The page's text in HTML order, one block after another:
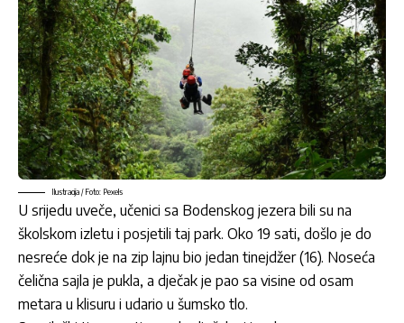
Ilustracija / Foto: Pexels
U srijedu uveče, učenici sa Bodenskog jezera bili su na
školskom izletu i posjetili taj park. Oko 19 sati, došlo je do
nesreće dok je na zip lajnu bio jedan tinejdžer (16). Noseća
čelična sajla je pukla, a dječak je pao sa visine od osam
metara u klisuru i udario u šumsko tlo.